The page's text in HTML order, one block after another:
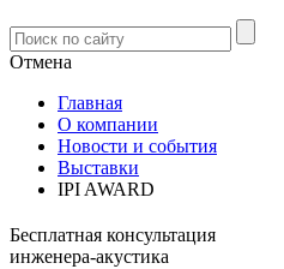
Отмена
Главная
О компании
Новости и события
Выставки
IPI AWARD
Бесплатная консультация
инженера-акустика